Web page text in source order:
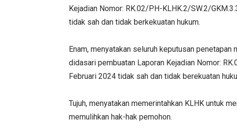
Kejadian Nomor: RK.02/PH-KLHK.2/SW.2/
tidak sah dan tidak berkekuatan hukum.
Enam, menyatakan seluruh keputusan
didasari pembuatan Laporan Kejadian Nomor:
Februari 2024 tidak sah dan tidak berekuatan
Tujuh, menyatakan memerintahkan KLHK untuk
memulihkan hak-hak pemohon.